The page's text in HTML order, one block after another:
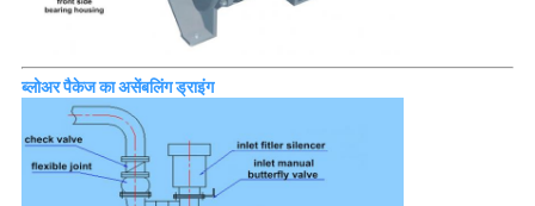
ब्लोअर पैकेज का असेंबलिंग ड्राइंग